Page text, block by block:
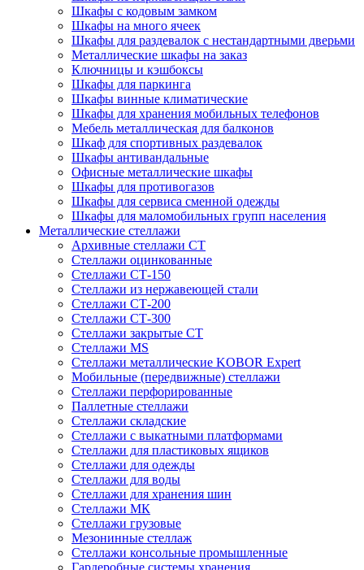
Шкафы с кодовым замком
Шкафы на много ячеек
Шкафы для раздевалок с нестандартными дверьми
Металлические шкафы на заказ
Ключницы и кэшбоксы
Шкафы для паркинга
Шкафы винные климатические
Шкафы для хранения мобильных телефонов
Мебель металлическая для балконов
Шкаф для спортивных раздевалок
Шкафы антивандальные
Офисные металлические шкафы
Шкафы для противогазов
Шкафы для сервиса сменной одежды
Шкафы для маломобильных групп населения
Металлические стеллажи
Архивные стеллажи СТ
Стеллажи оцинкованные
Стеллажи СТ-150
Стеллажи из нержавеющей стали
Стеллажи СТ-200
Стеллажи СТ-300
Стеллажи закрытые СТ
Стеллажи MS
Стеллажи металлические KOBOR Expert
Мобильные (передвижные) стеллажи
Стеллажи перфорированные
Паллетные стеллажи
Стеллажи складские
Стеллажи с выкатными платформами
Стеллажи для пластиковых ящиков
Стеллажи для одежды
Стеллажи для воды
Стеллажи для хранения шин
Стеллажи МК
Стеллажи грузовые
Мезонинные стеллаж
Стеллажи консольные промышленные
Гардеробные системы хранения